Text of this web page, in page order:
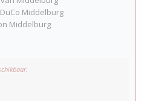
Middelburg
Middelburg